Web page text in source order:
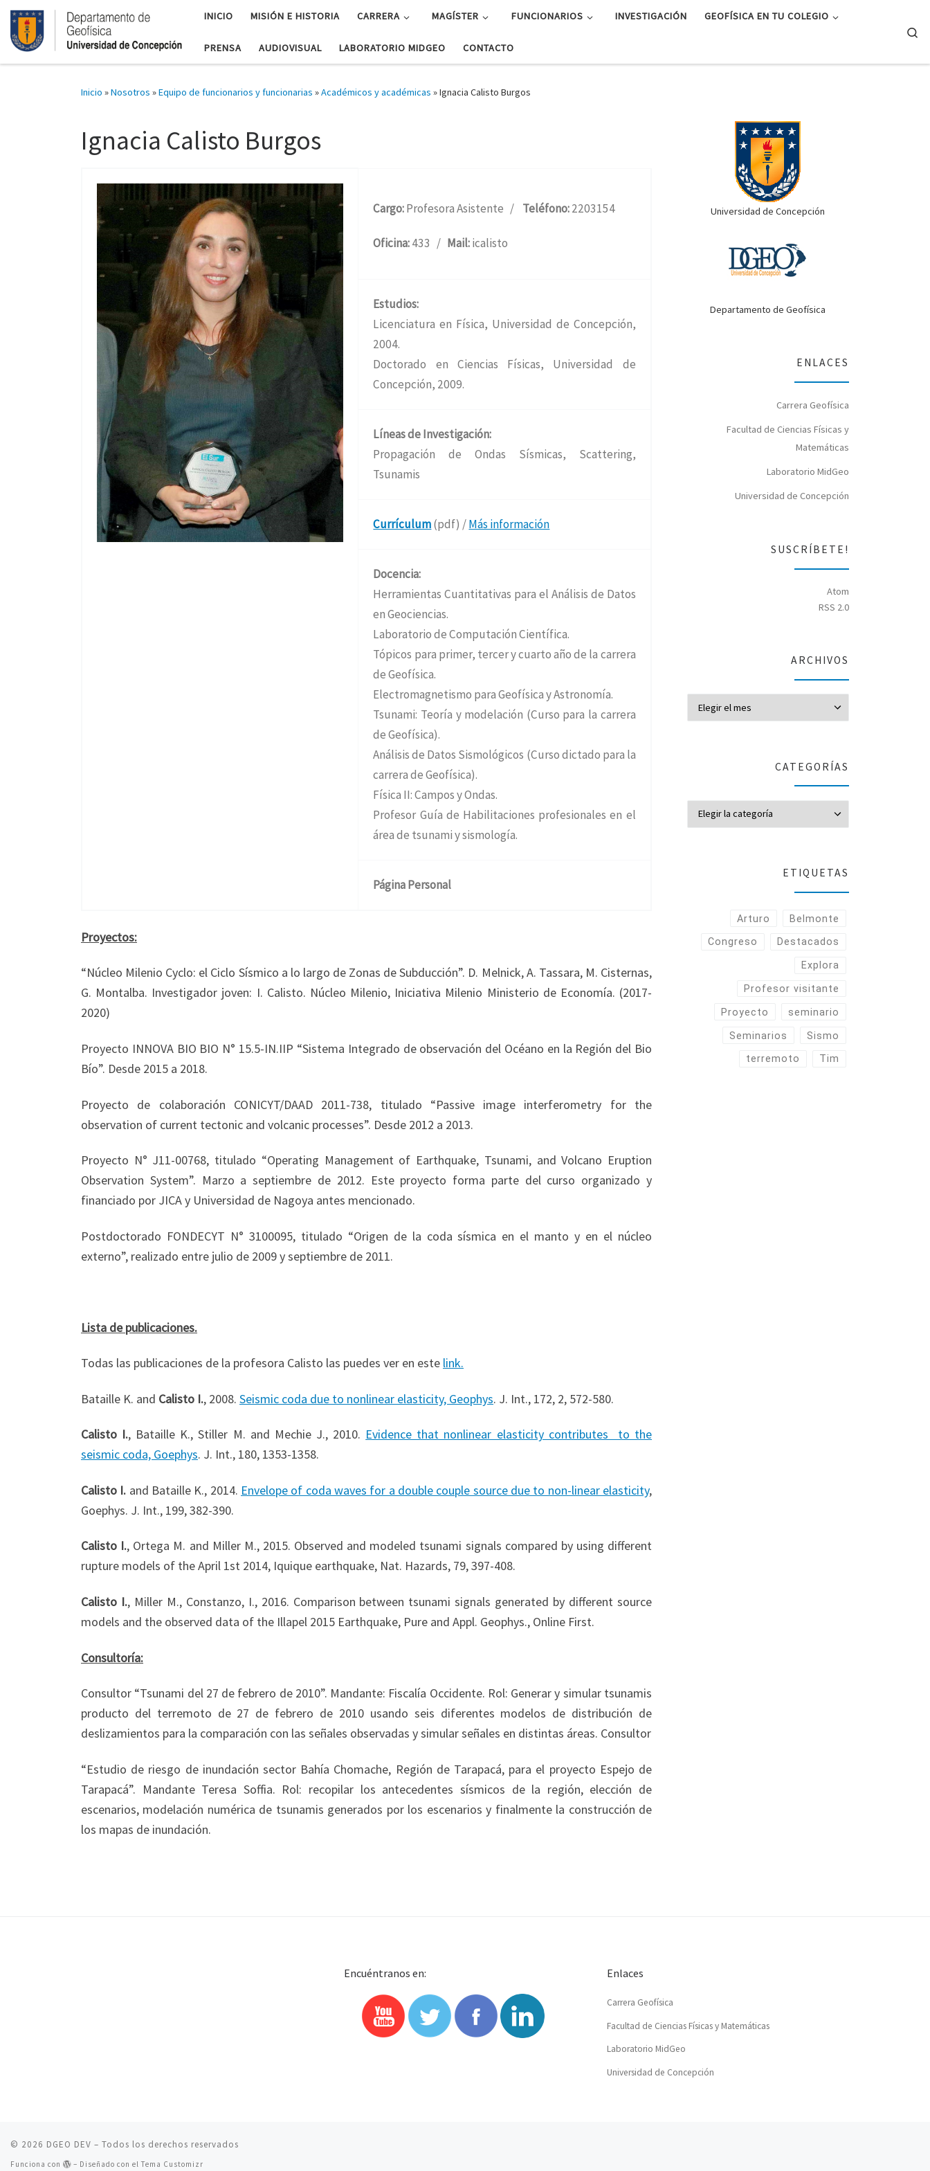
INICIO MISIÓN E HISTORIA CARRERA MAGÍSTER FUNCIONARIOS INVESTIGACIÓN GEOFÍSICA EN TU COLEGIO
PRENSA AUDIOVISUAL LABORATORIO MIDGEO CONTACTO
Inicio »Nosotros »Equipo de funcionarios y funcionarias »Académicos y académicas »Ignacia Calisto Burgos
Ignacia Calisto Burgos
Cargo:Profesora Asistente / Teléfono:2203154
Oficina:433 / Mail:icalisto
Estudios:
Licenciatura en Física, Universidad de Concepción,
2004.
Doctorado en Ciencias Físicas, Universidad de
Concepción, 2009.
Líneas de Investigación:
Propagación de Ondas Sísmicas, Scattering,
Tsunamis
Currículum(pdf) /Más información
Docencia:
Herramientas Cuantitativas para el Análisis de Datos
en Geociencias.
Laboratorio de Computación Científica.
Tópicos para primer, tercer y cuarto año de la carrera
de Geofísica.
Electromagnetismo para Geofísica y Astronomía.
Tsunami: Teoría y modelación (Curso para la carrera
de Geofísica).
Análisis de Datos Sismológicos (Curso dictado para la
carrera de Geofísica).
Física II: Campos y Ondas.
Profesor Guía de Habilitaciones profesionales en el
área de tsunami y sismología.
Página Personal
Proyectos:
“Núcleo Milenio Cyclo: el Ciclo Sísmico a lo largo de Zonas de Subducción”. D. Melnick, A. Tassara, M. Cisternas,
G. Montalba. Investigador joven: I. Calisto. Núcleo Milenio, Iniciativa Milenio Ministerio de Economía. (2017-
2020)
Proyecto INNOVA BIO BIO N° 15.5-IN.IIP “Sistema Integrado de observación del Océano en la Región del Bio
Bío”. Desde 2015 a 2018.
Proyecto de colaboración CONICYT/DAAD 2011-738, titulado “Passive image interferometry for the
observation of current tectonic and volcanic processes”. Desde 2012 a 2013.
Proyecto N° J11-00768, titulado “Operating Management of Earthquake, Tsunami, and Volcano Eruption
Observation System”. Marzo a septiembre de 2012. Este proyecto forma parte del curso organizado y
financiado por JICA y Universidad de Nagoya antes mencionado.
Postdoctorado FONDECYT N° 3100095, titulado “Origen de la coda sísmica en el manto y en el núcleo
externo”, realizado entre julio de 2009 y septiembre de 2011.
Lista de publicaciones.
Todas las publicaciones de la profesora Calisto las puedes ver en este link.
Bataille K. and Calisto I., 2008. Seismic coda due to non­linear elasticity, Geophys. J. Int., 172, 2, 572-580.
Calisto I., Bataille K., Stiller M. and Mechie J., 2010. Evidence that non­linear elasticity contributes to the
seismic coda, Goephys. J. Int., 180, 1353-1358.
Calisto I. and Bataille K., 2014. Envelope of coda waves for a double couple source due to non-linear elasticity,
Goephys. J. Int., 199, 382-390.
Calisto I., Ortega M. and Miller M., 2015. Observed and modeled tsunami signals compared by using different
rupture models of the April 1st 2014, Iquique earthquake, Nat. Hazards, 79, 397-408.
Calisto I., Miller M., Constanzo, I., 2016. Comparison between tsunami signals generated by different source
models and the observed data of the Illapel 2015 Earthquake, Pure and Appl. Geophys., Online First.
Consultoría:
Consultor “Tsunami del 27 de febrero de 2010”. Mandante: Fiscalía Occidente. Rol: Generar y simular tsunamis
producto del terremoto de 27 de febrero de 2010 usando seis diferentes modelos de distribución de
deslizamientos para la comparación con las señales observadas y simular señales en distintas áreas. Consultor
“Estudio de riesgo de inundación sector Bahía Chomache, Región de Tarapacá, para el proyecto Espejo de
Tarapacá”. Mandante Teresa Soffia. Rol: recopilar los antecedentes sísmicos de la región, elección de
escenarios, modelación numérica de tsunamis generados por los escenarios y finalmente la construcción de
los mapas de inundación.
Universidad de Concepción
Departamento de Geofísica
ENLACES
Carrera Geofísica
Facultad de Ciencias Físicas y
Matemáticas
Laboratorio MidGeo
Universidad de Concepción
SUSCRÍBETE!
Atom
RSS 2.0
ARCHIVOS
CATEGORÍAS
ETIQUETAS
Arturo Belmonte
Congreso Destacados
Explora
Profesor visitante
Proyecto seminario
Seminarios Sismo
terremoto Tim
Encuéntranos en: Enlaces
Carrera Geofísica
Facultad de Ciencias Físicas y Matemáticas
Laboratorio MidGeo
Universidad de Concepción
© 2026 DGEO DEV – Todos los derechos reservados
Funciona con – Diseñado con el Tema Customizr